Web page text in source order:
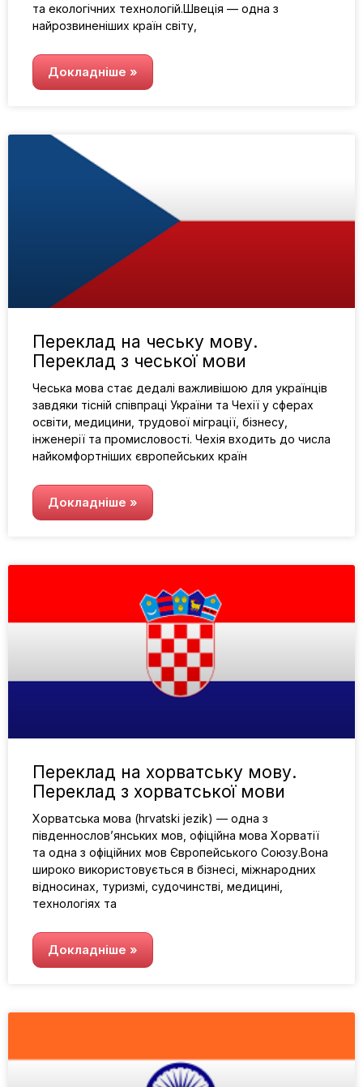
та екологічних технологій.Швеція — одна з
найрозвиненіших країн світу,
Докладніше »
Переклад на чеську мову.
Переклад з чеської мови
Чеська мова стає дедалі важливішою для українців
завдяки тісній співпраці України та Чехії у сферах
освіти, медицини, трудової міграції, бізнесу,
інженерії та промисловості. Чехія входить до числа
найкомфортніших європейських країн
Докладніше »
Переклад на хорватську мову.
Переклад з хорватської мови
Хорватська мова (hrvatski jezik) — одна з
південнослов’янських мов, офіційна мова Хорватії
та одна з офіційних мов Європейського Союзу.Вона
широко використовується в бізнесі, міжнародних
відносинах, туризмі, судочинстві, медицині,
технологіях та
Докладніше »